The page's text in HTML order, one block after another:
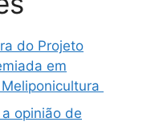
do Projeto
em
a opinião de